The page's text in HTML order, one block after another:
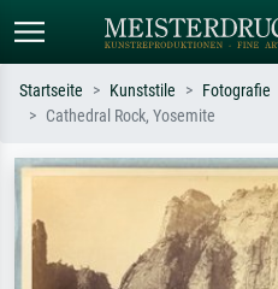
Suchen Sie nach Künstlern, Werktiteln
oder Stilen – z.B. Monet,
Sternennacht, Impressionismus, Welle
Hokusai, Akt.
Startseite Kunststile Fotografie
Cathedral Rock, Yosemite